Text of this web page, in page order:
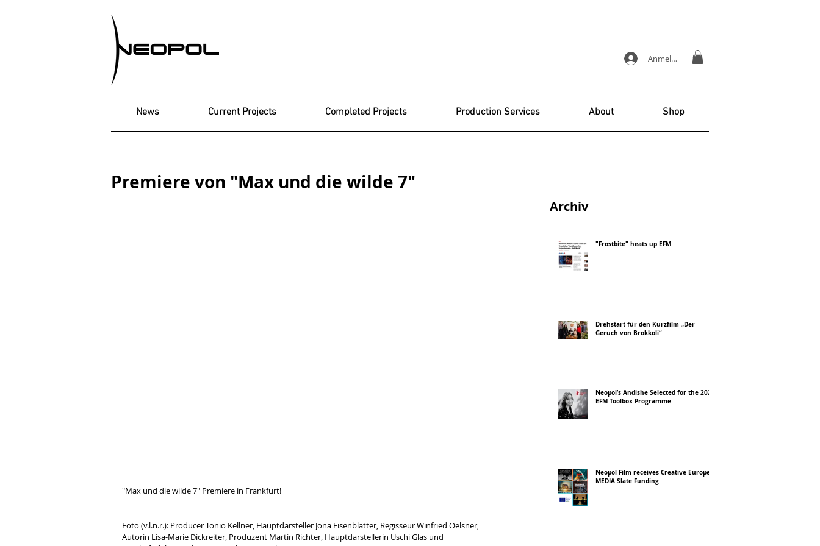
Anmelden
News Current Projects Completed Projects Production Services About Shop
Premiere von "Max und die wilde 7"
"Max und die wilde 7" Premiere in Frankfurt!
Foto (v.l.n.r.): Producer Tonio Kellner, Hauptdarsteller Jona Eisenblätter, Regisseur Winfried Oelsner,
Autorin Lisa-Marie Dickreiter, Produzent Martin Richter, Hauptdarstellerin Uschi Glas und
Archiv
"Frostbite" heats up EFM
Drehstart für den Kurzfilm „Der
Geruch von Brokkoli“
Neopol’s Andishe Selected for the 2026
EFM Toolbox Programme
Neopol Film receives Creative Europe
MEDIA Slate Funding